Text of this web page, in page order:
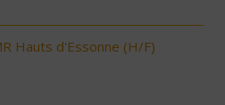
Hauts d'Essonne (H/F)